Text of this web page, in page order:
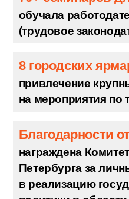
работу, а городу
сотрудников!
2000+
подростков
занятости
70+ семинаров
обучала